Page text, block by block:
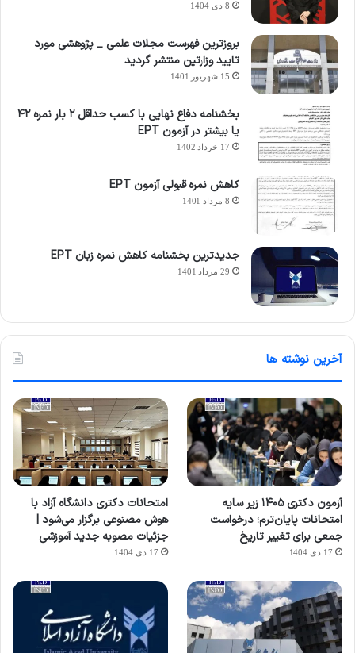
8 دی 1404
بروزترین فهرست مجلات علمی _ پژوهشی مورد
تایید وزارتین منتشر گردید
15 شهریور 1401
بخشنامه دفاع نهایی با کسب حداقل ۲ بار نمره ۴۲
یا بیشتر در آزمون EPT
17 خرداد 1402
کاهش نمره قبولی آزمون EPT
8 مرداد 1401
جدیدترین بخشنامه کاهش نمره زبان EPT
29 مرداد 1401
آخرین نوشته ها
آزمون دکتری ۱۴۰۵ زیر سایه
امتحانات پایان‌ترم؛ درخواست
جمعی برای تغییر تاریخ
17 دی 1404
امتحانات دکتری دانشگاه آزاد با
هوش مصنوعی برگزار می‌شود |
جزئیات مصوبه جدید آموزشی
17 دی 1404